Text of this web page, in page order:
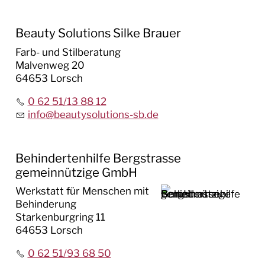
Beauty Solutions Silke Brauer
Farb- und Stilberatung
Malvenweg 20
64653 Lorsch
0 62 51/13 88 12
info@beautysolutions-sb.de
Behindertenhilfe Bergstrasse
gemeinnützige GmbH
Werkstatt für Menschen mit
Behinderung
Starkenburgring 11
64653 Lorsch
0 62 51/93 68 50